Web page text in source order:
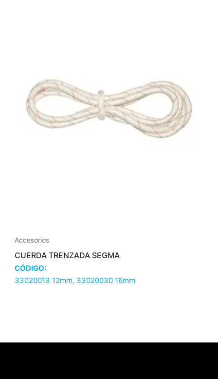
Accesorios
CUERDA TRENZADA SEGMA
CÓDIGO:
33020013 12mm, 33020030 16mm